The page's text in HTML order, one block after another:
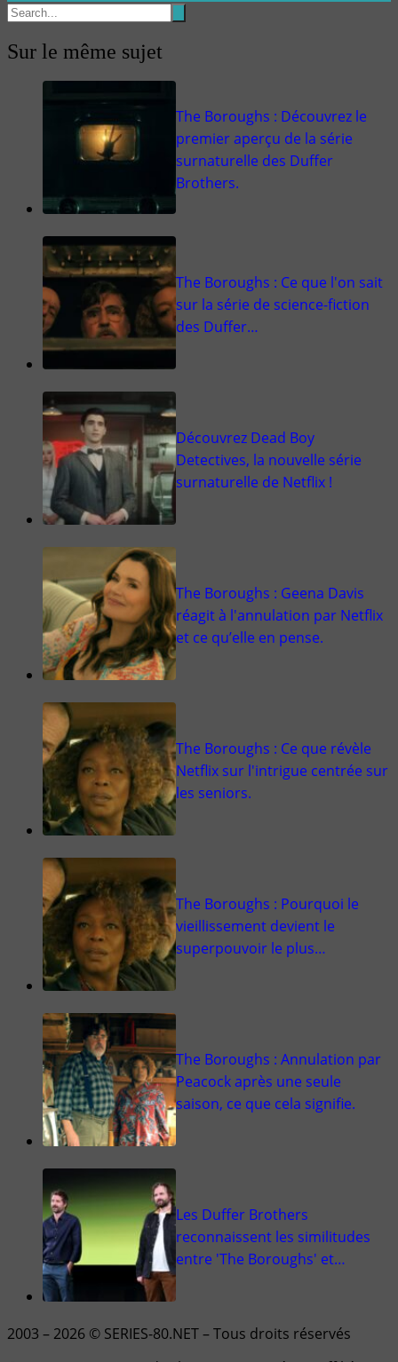
Sur le même sujet
The Boroughs : Découvrez le
premier aperçu de la série
surnaturelle des Duffer
Brothers.
The Boroughs : Ce que l'on sait
sur la série de science-fiction
des Duffer…
Découvrez Dead Boy
Detectives, la nouvelle série
surnaturelle de Netflix !
The Boroughs : Geena Davis
réagit à l'annulation par Netflix
et ce qu’elle en pense.
The Boroughs : Ce que révèle
Netflix sur l'intrigue centrée sur
les seniors.
The Boroughs : Pourquoi le
vieillissement devient le
superpouvoir le plus…
The Boroughs : Annulation par
Peacock après une seule
saison, ce que cela signifie.
Les Duffer Brothers
reconnaissent les similitudes
entre 'The Boroughs' et…
2003 – 2026 © SERIES-80.NET – Tous droits réservés